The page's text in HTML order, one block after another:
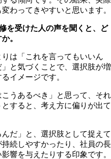
わってきやすいと思います。
を受けた人の声を聞くと、ど
。
は「これを言ってもいいん
と気づくことで、選択肢が増
イメージです。
うあるべき」と思って、それ
すると、考え方に偏りが出て
だ」と、選択肢として捉えて
続しやすかったり、社員の長
響を与えたりする印象です。